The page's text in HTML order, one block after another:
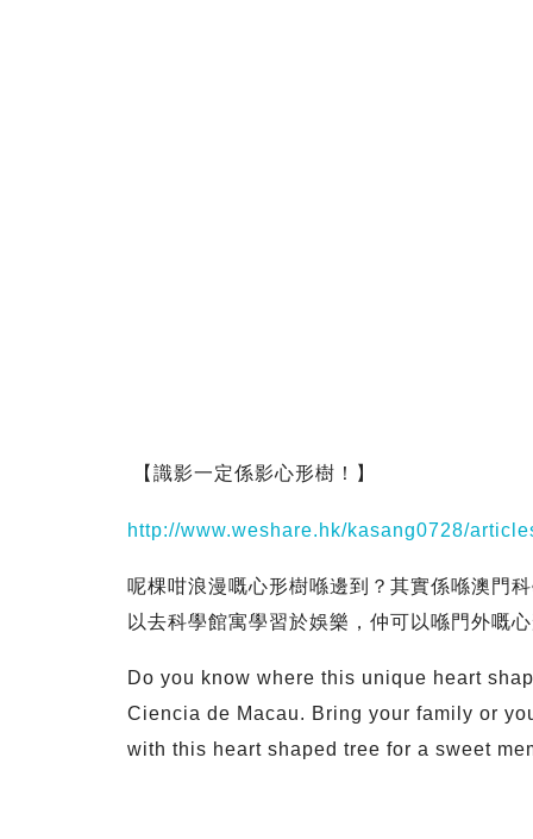
【識影一定係影心形樹！】
http://www.weshare.hk/kasang0728/
呢棵咁浪漫嘅心形樹喺邊到？其實係喺澳門
以去科學館寓學習於娛樂，仲可以喺門外嘅心
Do you know where this unique heart
Ciencia de Macau. Bring your family or
with this heart shaped tree for a sweet